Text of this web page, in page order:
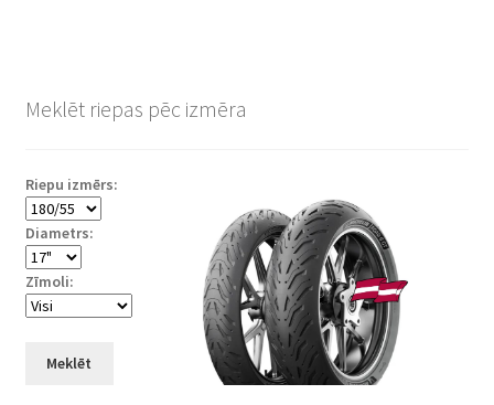
Meklēt riepas pēc izmēra
Riepu izmērs:
Diametrs:
Zīmoli:
Meklēt